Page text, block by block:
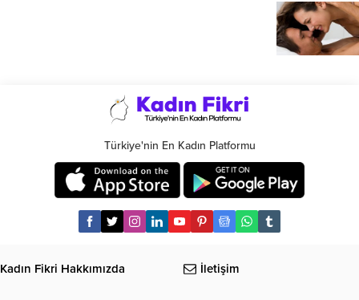
Türkiye'nin En Kadın Platformu
Kadın Fikri Hakkımızda İletişim